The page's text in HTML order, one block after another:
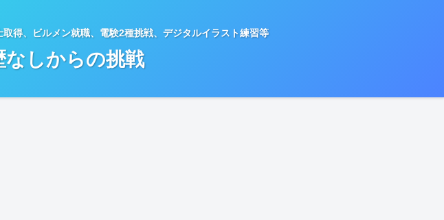
得、ビルメン就職、電験2種挑戦、デジタルイラスト練習等
なしからの挑戦